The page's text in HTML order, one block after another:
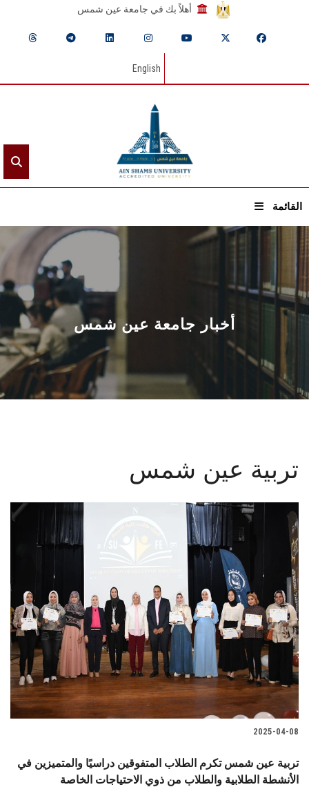
أهلاً بك في جامعة عين شمس
English
القائمة
الرئيسيـة
عن الجامعة
القطاعـات
الشئون الأكاديمية
البحث العلمي
الأنظمة الذكية
تواصل معنا
الطلاب
هيئة التدريس
الدراسات العليا
أخبار جامعة عين شمس
تربية عين شمس
2025-04-08
تربية عين شمس تكرم الطلاب المتفوقين دراسيًا والمتميزين في
الأنشطة الطلابية والطلاب من ذوي الاحتياجات الخاصة